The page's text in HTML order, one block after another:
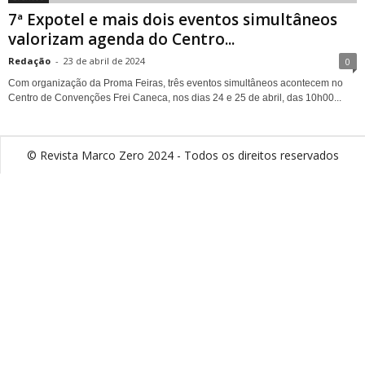
7ª Expotel e mais dois eventos simultâneos
valorizam agenda do Centro...
Redação - 23 de abril de 2024 0
Com organização da Proma Feiras, três eventos simultâneos acontecem no
Centro de Convenções Frei Caneca, nos dias 24 e 25 de abril, das 10h00...
© Revista Marco Zero 2024 - Todos os direitos reservados